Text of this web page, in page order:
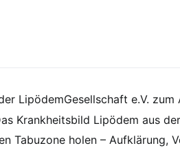
LipödemGesellschaft e.V. zum
Krankheitsbild Lipödem aus der
Tabuzone holen – Aufklärung,